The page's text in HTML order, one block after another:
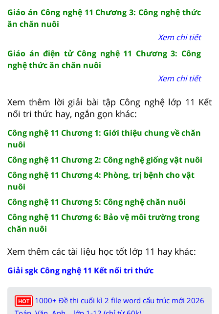
Giáo án Công nghệ 11 Chương 3: Công nghệ thức
ăn chăn nuôi
Xem chi tiết
Giáo án điện tử Công nghệ 11 Chương 3: Công
nghệ thức ăn chăn nuôi
Xem chi tiết
Xem thêm lời giải bài tập Công nghệ lớp 11 Kết
nối tri thức hay, ngắn gọn khác:
Công nghệ 11 Chương 1: Giới thiệu chung về chăn
nuôi
Công nghệ 11 Chương 2: Công nghệ giống vật nuôi
Công nghệ 11 Chương 4: Phòng, trị bệnh cho vật
nuôi
Công nghệ 11 Chương 5: Công nghệ chăn nuôi
Công nghệ 11 Chương 6: Bảo vệ môi trường trong
chăn nuôi
Xem thêm các tài liệu học tốt lớp 11 hay khác:
Giải sgk Công nghệ 11 Kết nối tri thức
HOT
1000+ Đề thi cuối kì 2 file word cấu trúc mới 2026